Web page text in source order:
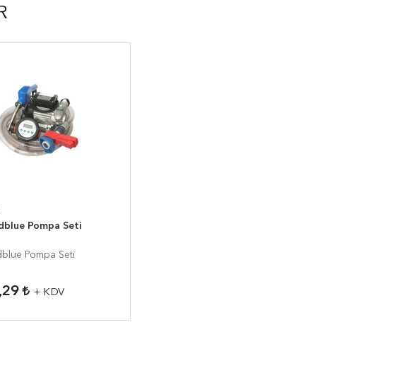
Pompa Seti
Pompa Seti
+ KDV